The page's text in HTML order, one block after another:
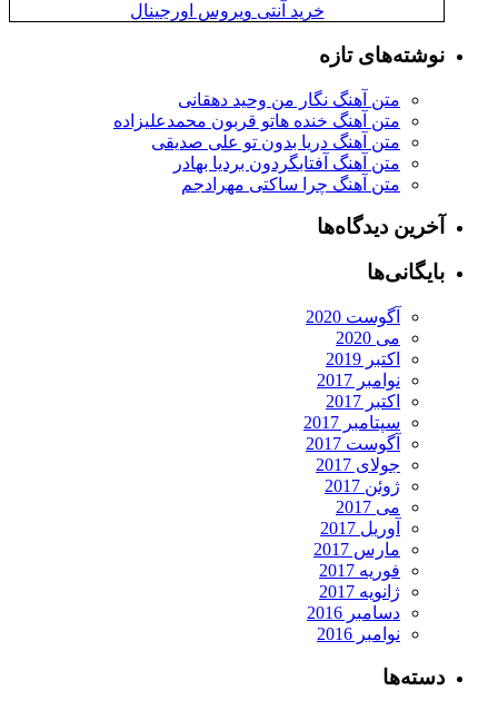
خرید آنتی ویروس اورجینال
نوشته‌های تازه
متن آهنگ نگار من وحید دهقانی
متن آهنگ خنده هاتو قربون محمدعلیزاده
متن آهنگ دریا بدون تو علی صدیقی
متن آهنگ آفتابگردون بردیا بهادر
متن آهنگ چرا ساکتی مهرادجم
آخرین دیدگاه‌ها
بایگانی‌ها
آگوست 2020
می 2020
اکتبر 2019
نوامبر 2017
اکتبر 2017
سپتامبر 2017
آگوست 2017
جولای 2017
ژوئن 2017
می 2017
آوریل 2017
مارس 2017
فوریه 2017
ژانویه 2017
دسامبر 2016
نوامبر 2016
دسته‌ها